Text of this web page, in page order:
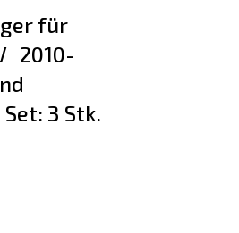
für
2010-
3 Stk.